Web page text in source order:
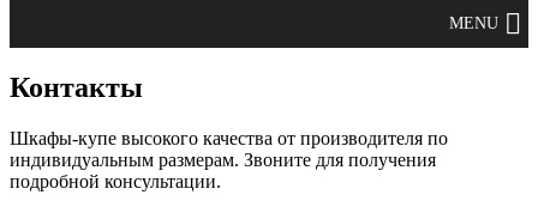
Контакты
Шкафы-купе высокого качества от производителя по
индивидуальным размерам. Звоните для получения
подробной консультации.